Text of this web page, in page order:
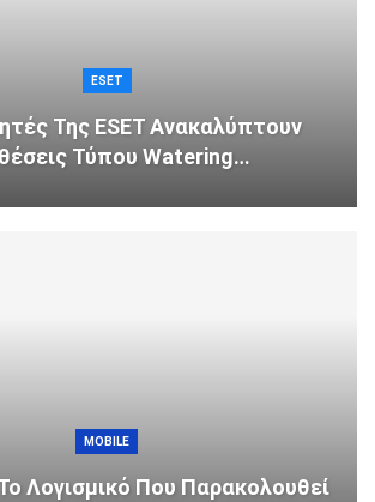
ESET
Της ESET Ανακαλύπτουν
Τύπου Watering…
MOBILE
Λογισμικό Που Παρακολουθεί